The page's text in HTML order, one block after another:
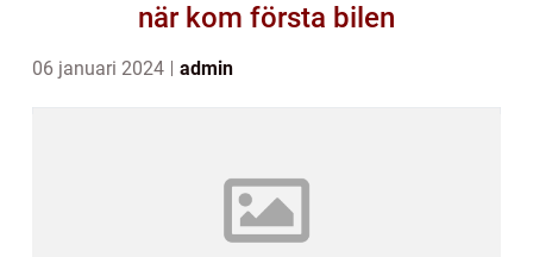
när kom första bilen
06 januari 2024 admin